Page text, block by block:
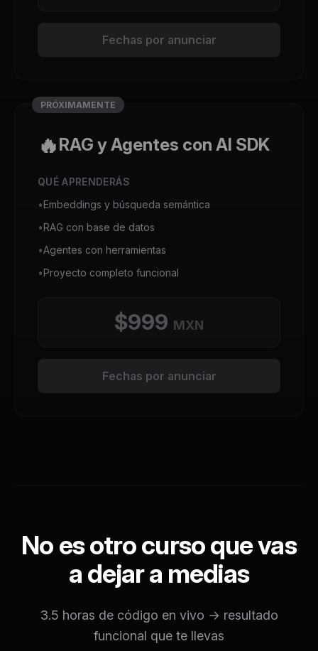
Fechas por anunciar
PRÓXIMAMENTE
🔥RAG y Agentes con AI SDK
QUÉ APRENDERÁS
•Embeddings y búsqueda semántica
•RAG con base de datos
•Agentes con herramientas
•Proyecto completo funcional
$999 MXN
Fechas por anunciar
No es otro curso que vas
a dejar a medias
3.5 horas de código en vivo → resultado
funcional que te llevas